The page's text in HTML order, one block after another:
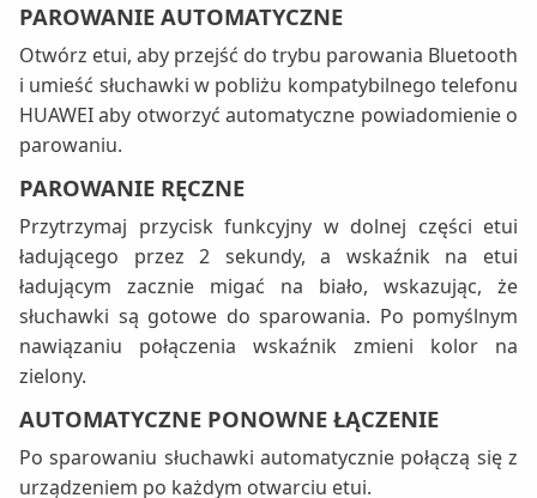
PAROWANIE AUTOMATYCZNE
Otwórz etui, aby przejść do trybu parowania Bluetooth
i umieść słuchawki w pobliżu kompatybilnego telefonu
HUAWEI aby otworzyć automatyczne powiadomienie o
parowaniu.
PAROWANIE RĘCZNE
Przytrzymaj przycisk funkcyjny w dolnej części etui
ładującego przez 2 sekundy, a wskaźnik na etui
ładującym zacznie migać na biało, wskazując, że
słuchawki są gotowe do sparowania. Po pomyślnym
nawiązaniu połączenia wskaźnik zmieni kolor na
zielony.
AUTOMATYCZNE PONOWNE ŁĄCZENIE
Po sparowaniu słuchawki automatycznie połączą się z
urządzeniem po każdym otwarciu etui.